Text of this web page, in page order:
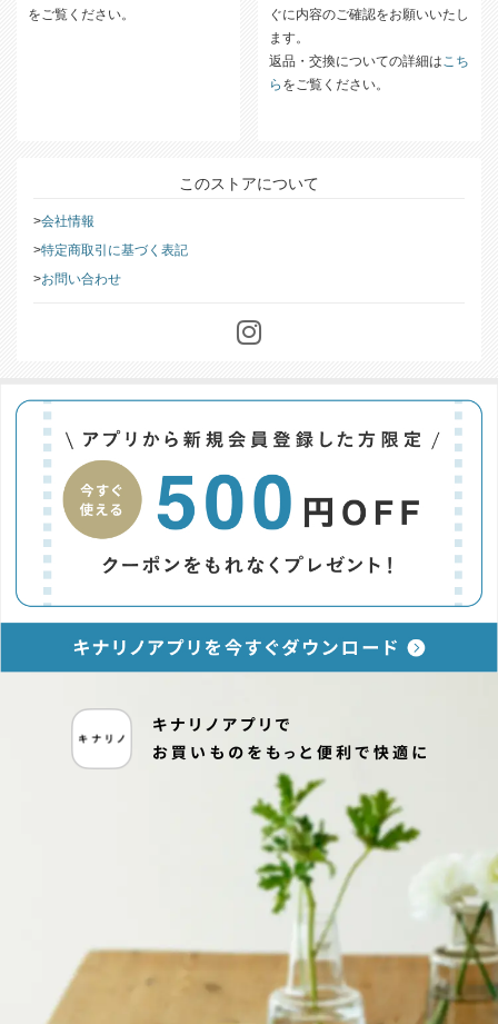
をご覧ください。
ぐに内容のご確認をお願いいたし
ます。
返品・交換についての詳細は こち
ら をご覧ください。
このストアについて
会社情報
特定商取引に基づく表記
お問い合わせ